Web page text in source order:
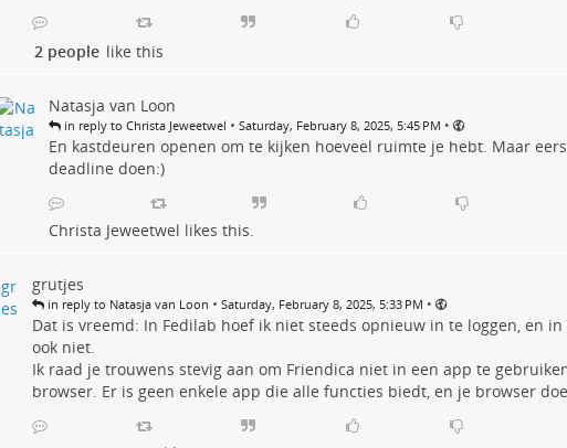
2 people like this
Natasja van Loon
in reply to Christa Jeweetwel • Saturday, February 8, 2025, 5:45 PM •
En kastdeuren openen om te kijken hoeveel ruimte je hebt. Maar
deadline doen:)
Christa Jeweetwel likes this.
grutjes
in reply to Natasja van Loon • Saturday, February 8, 2025, 5:33 PM •
Dat is vreemd: In Fedilab hoef ik niet steeds opnieuw in te loggen, en
ook niet.
Ik raad je trouwens stevig aan om Friendica niet in een app te
browser. Er is geen enkele app die alle functies biedt, en je browser